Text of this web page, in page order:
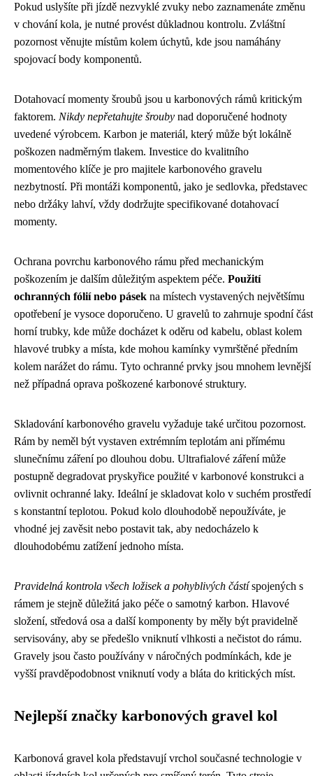
Pokud uslyšíte při jízdě nezvyklé zvuky nebo zaznamenáte změnu
v chování kola, je nutné provést důkladnou kontrolu. Zvláštní
pozornost věnujte místům kolem úchytů, kde jsou namáhány
spojovací body komponentů.
Dotahovací momenty šroubů jsou u karbonových rámů kritickým
faktorem. Nikdy nepřetahujte šrouby nad doporučené hodnoty
uvedené výrobcem. Karbon je materiál, který může být lokálně
poškozen nadměrným tlakem. Investice do kvalitního
momentového klíče je pro majitele karbonového gravelu
nezbytností. Při montáži komponentů, jako je sedlovka, představec
nebo držáky lahví, vždy dodržujte specifikované dotahovací
momenty.
Ochrana povrchu karbonového rámu před mechanickým
poškozením je dalším důležitým aspektem péče. Použití
ochranných fólií nebo pásek na místech vystavených největšímu
opotřebení je vysoce doporučeno. U gravelů to zahrnuje spodní část
horní trubky, kde může docházet k oděru od kabelu, oblast kolem
hlavové trubky a místa, kde mohou kamínky vymrštěné předním
kolem narážet do rámu. Tyto ochranné prvky jsou mnohem levnější
než případná oprava poškozené karbonové struktury.
Skladování karbonového gravelu vyžaduje také určitou pozornost.
Rám by neměl být vystaven extrémním teplotám ani přímému
slunečnímu záření po dlouhou dobu. Ultrafialové záření může
postupně degradovat pryskyřice použité v karbonové konstrukci a
ovlivnit ochranné laky. Ideální je skladovat kolo v suchém prostředí
s konstantní teplotou. Pokud kolo dlouhodobě nepoužíváte, je
vhodné jej zavěsit nebo postavit tak, aby nedocházelo k
dlouhodobému zatížení jednoho místa.
Pravidelná kontrola všech ložisek a pohyblivých částíspojených s
rámem je stejně důležitá jako péče o samotný karbon. Hlavové
složení, středová osa a další komponenty by měly být pravidelně
servisovány, aby se předešlo vniknutí vlhkosti a nečistot do rámu.
Gravely jsou často používány v náročných podmínkách, kde je
vyšší pravděpodobnost vniknutí vody a bláta do kritických míst.
Nejlepší značky karbonových gravel kol
Karbonová gravel kola představují vrchol současné technologie v